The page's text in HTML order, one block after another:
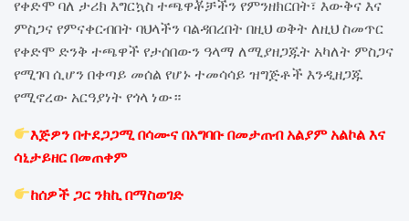
የቀድሞ ባለ ታሪክ እግርኳስ ተጫዋቾቻችን የምንዘክርበት፣ እውቅና እና
ምስጋና የምናቀርብበት ባህላችን ባልዳበረበት በዚህ ወቅት ለዚህ ስመጥር
የቀድሞ ድንቅ ተጫዋች የታሰበውን ዓላማ ለሚያዘጋጁት አካለት ምስጋና
የሚገባ ሲሆን በቀጣይ መሰል የሆኑ ተመሳሳይ ዝግጅቶች እንዲዘጋጁ
የሚኖረው አርዓያነት የጎላ ነው።
እጅዎን በተደጋጋሚ በሳሙና በአግባቡ በመታጠብ አልያም አልኮል እና
ሳኒታይዘር በመጠቀም
ከሰዎች ጋር ንክኪ በማስወገድ